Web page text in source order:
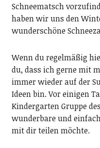
Schneematsch
haben wir uns den
wunderschöne
Wenn du regelmäßig
du, dass ich gerne mit
immer wieder auf der
Ideen bin. Vor einigen
Kindergarten Gruppe
wunderbare und
mit dir teilen möchte.